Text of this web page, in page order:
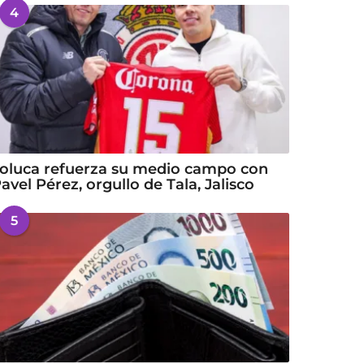
4
refuerza su medio campo con
Pérez, orgullo de Tala, Jalisco
5